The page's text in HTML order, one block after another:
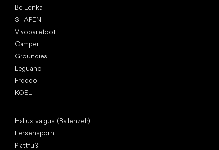
Be Lenka
SHAPEN
Vivobarefoot
Camper
Groundies
Leguano
Froddo
KOEL
Hallux valgus (Ballenzeh)
Fersensporn
Plattfuß